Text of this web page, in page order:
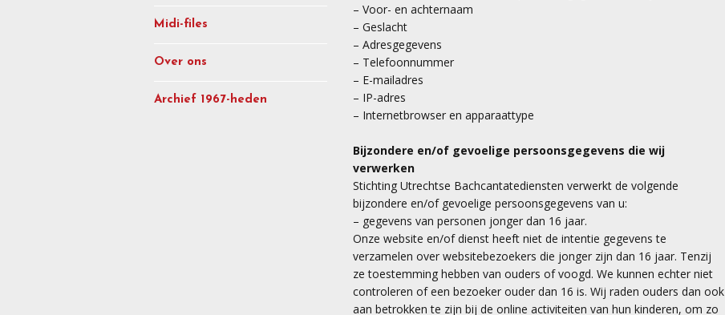
Midi-files
Over ons
Archief 1967-heden
– Voor- en achternaam
– Geslacht
– Adresgegevens
– Telefoonnummer
– E-mailadres
– IP-adres
– Internetbrowser en apparaattype
Bijzondere en/of gevoelige persoonsgegevens die wij
verwerken
Stichting Utrechtse Bachcantatediensten verwerkt de volgende
bijzondere en/of gevoelige persoonsgegevens van u:
– gegevens van personen jonger dan 16 jaar.
Onze website en/of dienst heeft niet de intentie gegevens te
verzamelen over websitebezoekers die jonger zijn dan 16 jaar. Tenzij
ze toestemming hebben van ouders of voogd. We kunnen echter niet
controleren of een bezoeker ouder dan 16 is. Wij raden ouders dan ook
aan betrokken te zijn bij de online activiteiten van hun kinderen, om zo